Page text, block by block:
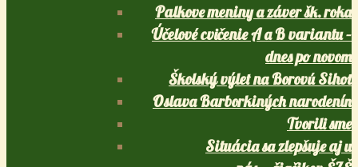
Palkove meniny a záver šk. roka
Účelové cvičenie A a B variantu –
dnes po novom
Školský výlet na Borovú Sihoť
Oslava Barborkiných narodenín
Tvorili sme
Situácia sa zlepšuje aj u